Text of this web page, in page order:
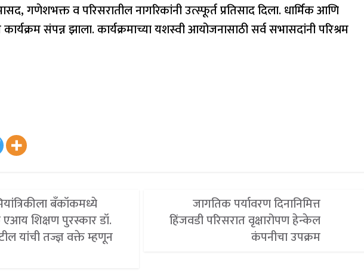
गणेशभक्त व परिसरातील नागरिकांनी उत्स्फूर्त प्रतिसाद दिला. धार्मिक आणि
संपन्न झाला. कार्यक्रमाच्या यशस्वी आयोजनासाठी सर्व सभासदांनी परिश्रम
बँकॉकमध्ये
शिक्षण पुरस्कार डॉ.
यांची तज्ज्ञ वक्ते म्हणून
जागतिक पर्यावरण दिनानिमित्त
हिंजवडी परिसरात वृक्षारोपण हेन्केल
कंपनीचा उपक्रम